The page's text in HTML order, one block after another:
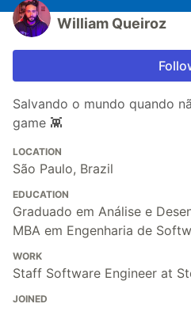
William Queiroz
Salvando o mundo quando
game 👾
LOCATION
São Paulo, Brazil
EDUCATION
Graduado em Análise e
MBA em Engenharia de
WORK
Staff Software Engineer at
JOINED